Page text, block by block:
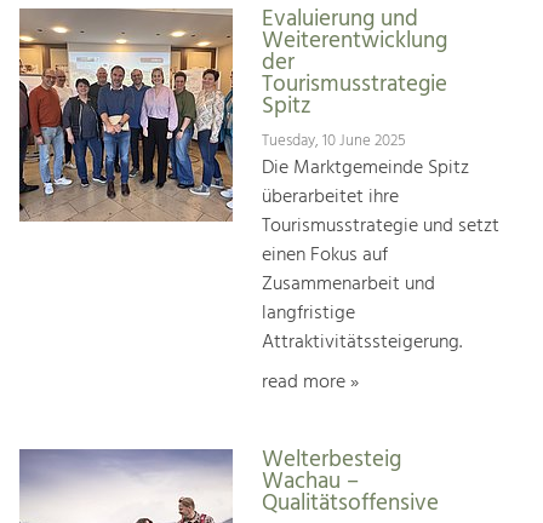
Evaluierung und
Weiterentwicklung
der
Tourismusstrategie
Spitz
Tuesday, 10 June 2025
Die Marktgemeinde Spitz
überarbeitet ihre
Tourismusstrategie und setzt
einen Fokus auf
Zusammenarbeit und
langfristige
Attraktivitätssteigerung.
read more »
Welterbesteig
Wachau –
Qualitätsoffensive